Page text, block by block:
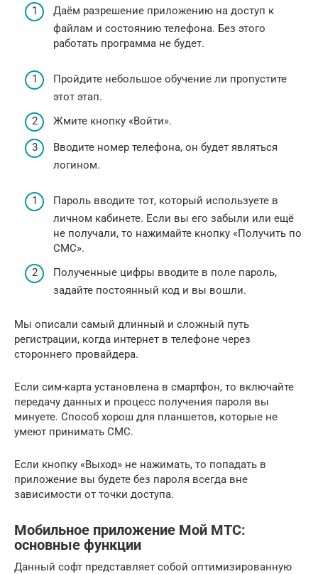
Даём разрешение приложению на доступ к
файлам и состоянию телефона. Без этого
работать программа не будет.
Пройдите небольшое обучение ли пропустите
этот этап.
Жмите кнопку «Войти».
Вводите номер телефона, он будет являться
логином.
Пароль вводите тот, который используете в
личном кабинете. Если вы его забыли или ещё
не получали, то нажимайте кнопку «Получить по
СМС».
Полученные цифры вводите в поле пароль,
задайте постоянный код и вы вошли.
Мы описали самый длинный и сложный путь
регистрации, когда интернет в телефоне через
стороннего провайдера.
Если сим-карта установлена в смартфон, то включайте
передачу данных и процесс получения пароля вы
минуете. Способ хорош для планшетов, которые не
умеют принимать СМС.
Если кнопку «Выход» не нажимать, то попадать в
приложение вы будете без пароля всегда вне
зависимости от точки доступа.
Мобильное приложение Мой МТС:
основные функции
Данный софт представляет собой оптимизированную